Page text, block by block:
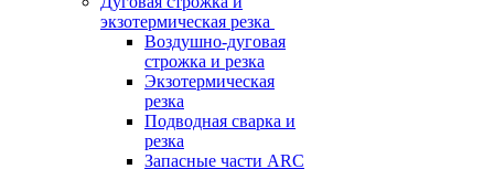
экзотермическая резка
Воздушно-дуговая
строжка и резка
Экзотермическая
резка
Подводная сварка и
резка
Запасные части ARC